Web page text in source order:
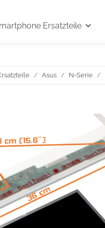
Ersatzteile
Asus N-Serie